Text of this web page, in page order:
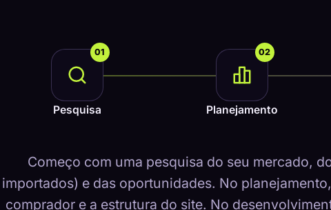
01
Pesquisa
02
Planejamento
Começo com uma pesquisa do seu mercado,
importados) e das oportunidades. No
comprador e a estrutura do site. No